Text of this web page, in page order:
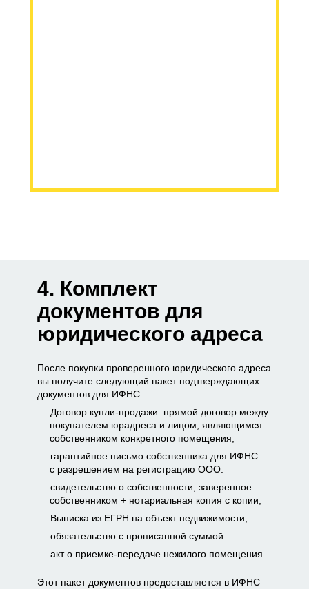
4. Комплект
документов для
юридического адреса
После покупки проверенного юридического адреса
вы получите следующий пакет подтверждающих
документов для ИФНС:
Договор купли-продажи: прямой договор между
покупателем юрадреса и лицом, являющимся
собственником конкретного помещения;
гарантийное письмо собственника для ИФНС
с разрешением на регистрацию ООО.
свидетельство о собственности, заверенное
собственником + нотариальная копия с копии;
Выписка из ЕГРН на объект недвижимости;
обязательство с прописанной суммой
акт о приемке-передаче нежилого помещения.
Этот пакет документов предоставляется в ИФНС